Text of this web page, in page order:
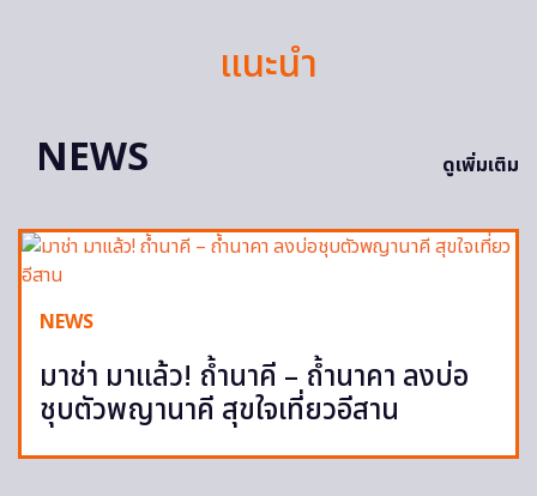
แนะนำ
NEWS
ดูเพิ่มเติม
NEWS
มาช่า มาแล้ว! ถ้ำนาคี – ถ้ำนาคา ลงบ่อ
ชุบตัวพญานาคี สุขใจเที่ยวอีสาน